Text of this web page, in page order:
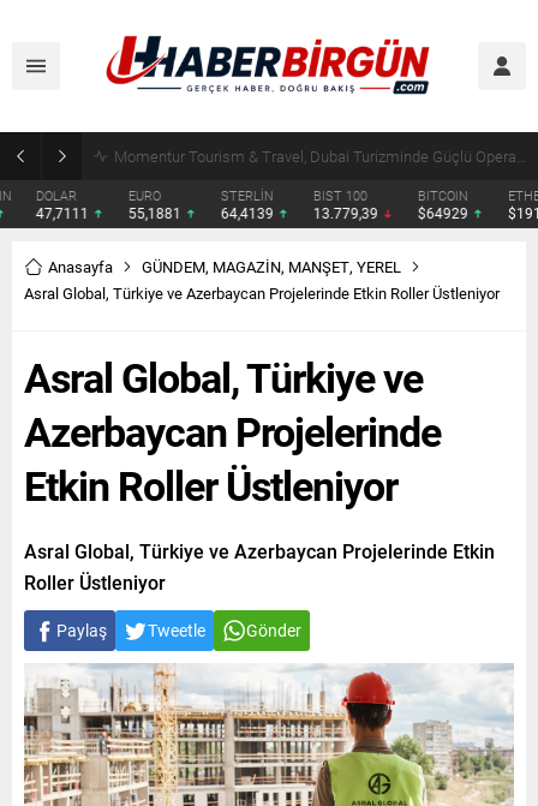
Erdoğan, Suudi Arabistan’da Muhammed Bin Selman ve Şahbaz Şerif ile Görüşecek
DOLAR
47,7111
EURO
55,1881
STERLİN
64,4139
BIST 100
13.779,39
BITCOIN
$64929
Anasayfa GÜNDEM, MAGAZİN, MANŞET, YEREL
Asral Global, Türkiye ve Azerbaycan Projelerinde Etkin Roller Üstleniyor
Asral Global, Türkiye ve
Azerbaycan Projelerinde
Etkin Roller Üstleniyor
Asral Global, Türkiye ve Azerbaycan Projelerinde Etkin
Roller Üstleniyor
Paylaş Tweetle Gönder